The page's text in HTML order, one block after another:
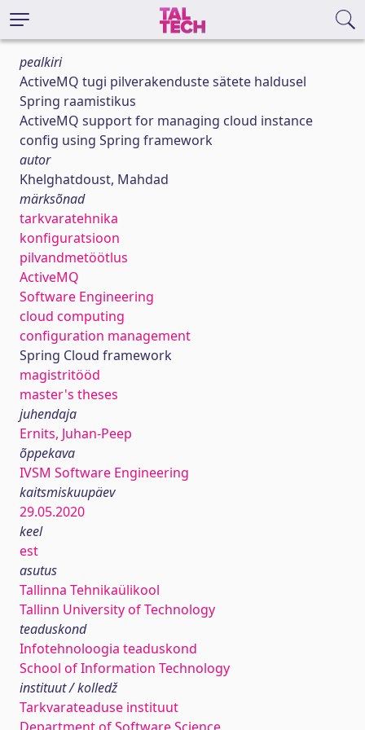
pealkiri
ActiveMQ tugi pilverakenduste sätete haldusel
Spring raamistikus
ActiveMQ support for managing cloud instance
config using Spring framework
autor
Khelghatdoust, Mahdad
märksõnad
tarkvaratehnika
konfiguratsioon
pilvandmetöötlus
ActiveMQ
Software Engineering
cloud computing
configuration management
Spring Cloud framework
magistritööd
master's theses
juhendaja
Ernits, Juhan-Peep
õppekava
IVSM Software Engineering
kaitsmiskuupäev
29.05.2020
keel
est
asutus
Tallinna Tehnikaülikool
Tallinn University of Technology
teaduskond
Infotehnoloogia teaduskond
School of Information Technology
instituut / kolledž
Tarkvarateaduse instituut